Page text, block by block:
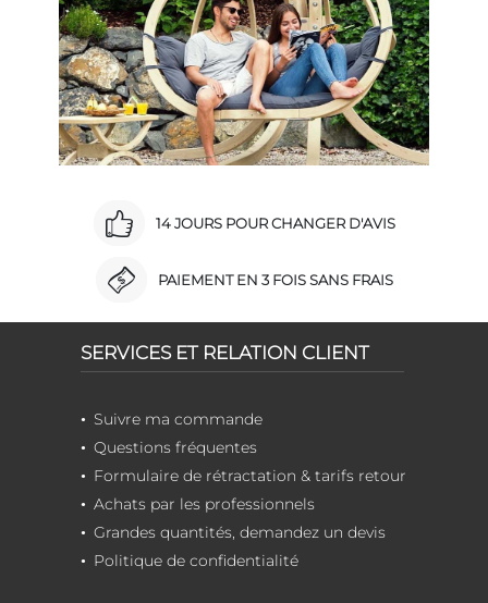
14 JOURS POUR CHANGER D'AVIS
PAIEMENT EN 3 FOIS SANS FRAIS
SERVICES ET RELATION CLIENT
Suivre ma commande
Questions fréquentes
Formulaire de rétractation & tarifs retour
Achats par les professionnels
Grandes quantités, demandez un devis
Politique de confidentialité